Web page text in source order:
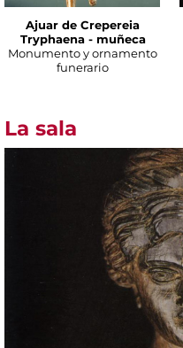
Ajuar de Crepereia
Tryphaena - muñeca
Monumento y ornamento
funerario
La sala